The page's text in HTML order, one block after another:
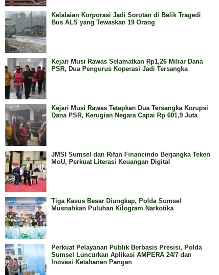
Kelalaian Korporasi Jadi Sorotan di Balik Tragedi
Bus ALS yang Tewaskan 19 Orang
Kejari Musi Rawas Selamatkan Rp1,26 Miliar Dana
PSR, Dua Pengurus Koperasi Jadi Tersangka
Kejari Musi Rawas Tetapkan Dua Tersangka Korupsi
Dana PSR, Kerugian Negara Capai Rp 601,9 Juta
JMSI Sumsel dan Rifan Financindo Berjangka Teken
MoU, Perkuat Literasi Keuangan Digital
Tiga Kasus Besar Diungkap, Polda Sumsel
Musnahkan Puluhan Kilogram Narkotika
Perkuat Pelayanan Publik Berbasis Presisi, Polda
Sumsel Luncurkan Aplikasi AMPERA 24/7 dan
Inovasi Ketahanan Pangan